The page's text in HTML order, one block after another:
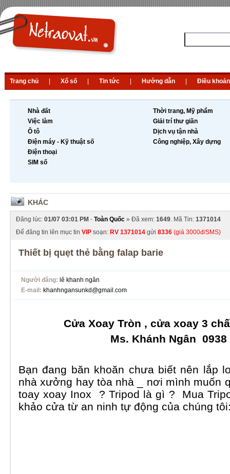
Trang chủ Xổ số Tin tức Hướng dẫn Điều khoản
Nhà đất
Việc làm
Ô tô
Điện máy - Kỹ thuật số
Điện thoại
SIM số
Thời trang, Mỹ phẩm
Giải trí thư giãn
Dịch vụ tận nhà
Công nghiệp, Xây dựng
KHÁC
Đăng lúc: 01/07 03:01 PM - Toàn Quốc » Đã xem: 1649. Mã Tin: 1371014
Để đăng tin lên mục tin VIP soạn: RV 1371014 gửi 8336 (giá 3000đ/SMS)
Thiết bị quẹt thẻ bằng falap barie
Người đăng: lê khanh ngân
E-mail: khanhngansunkd@gmail.com
Cửa Xoay Tròn , cửa xoay 3
Ms. Khánh Ngân 0938
Bạn đang băn khoăn chưa biết nên lắp
nhà xưởng hay tòa nhà _ nơi mình muốn
toay xoay Inox
? Tripod là gì ? Mua
khảo cửa từ an ninh tự động của chúng